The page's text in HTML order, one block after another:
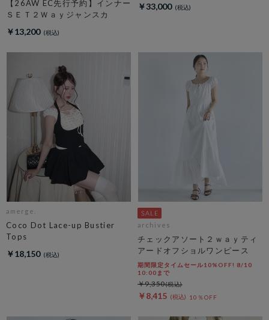
【26AW EC先行予約】インナー
ＳＥＴ２Ｗａｙジャンスカ
￥13,200
￥33,000
amerge.
Coco Dot Lace-up Bustier
Tops
￥18,150
archives
チェックアソート２ｗａｙティ
アードオフショルワンピース
期間限定タイムセール10%OFF! 8/10
10:00まで
￥8,415 10％OFF
￥9,350